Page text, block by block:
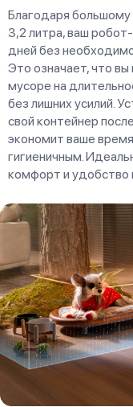
Благодаря
3,2 литра, ваш
дней без
Это означает, что
мусоре на
без лишних усилий.
свой контейнер
экономит ваше
гигиеничным.
комфорт и удобство